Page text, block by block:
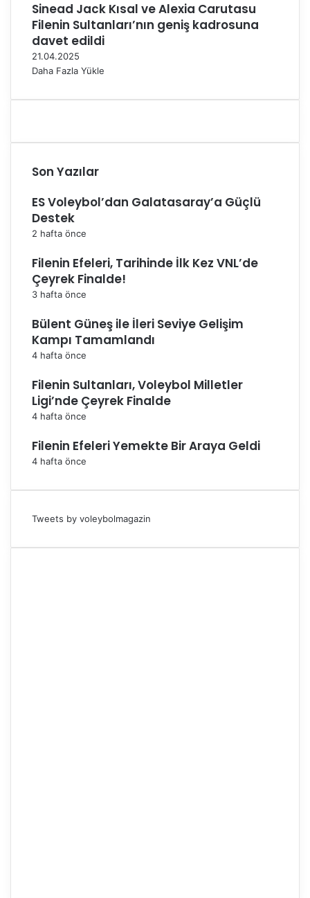
Sinead Jack Kısal ve Alexia Carutasu
Filenin Sultanları’nın geniş kadrosuna
davet edildi
21.04.2025
Daha Fazla Yükle
Son Yazılar
ES Voleybol’dan Galatasaray’a Güçlü
Destek
2 hafta önce
Filenin Efeleri, Tarihinde İlk Kez VNL’de
Çeyrek Finalde!
3 hafta önce
Bülent Güneş ile İleri Seviye Gelişim
Kampı Tamamlandı
4 hafta önce
Filenin Sultanları, Voleybol Milletler
Ligi’nde Çeyrek Finalde
4 hafta önce
Filenin Efeleri Yemekte Bir Araya Geldi
4 hafta önce
Tweets by voleybolmagazin